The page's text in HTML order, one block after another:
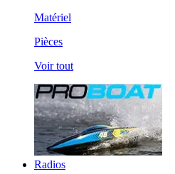
Matériel
Pièces
Voir tout
Radios